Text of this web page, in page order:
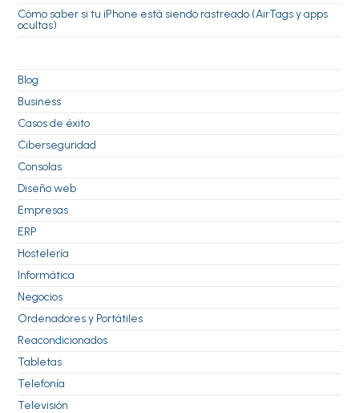
Cómo saber si tu iPhone está siendo rastreado (AirTags y apps
ocultas)
Blog
Business
Casos de éxito
Ciberseguridad
Consolas
Diseño web
Empresas
ERP
Hostelería
Informática
Negocios
Ordenadores y Portátiles
Reacondicionados
Tabletas
Telefonía
Televisión